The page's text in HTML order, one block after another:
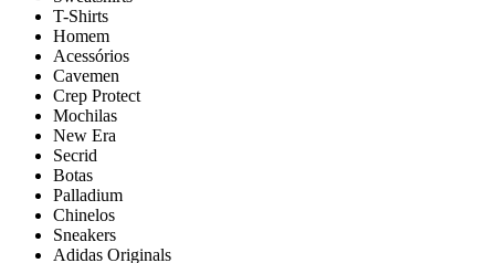
T-Shirts
Homem
Acessórios
Cavemen
Crep Protect
Mochilas
New Era
Secrid
Botas
Palladium
Chinelos
Sneakers
Adidas Originals